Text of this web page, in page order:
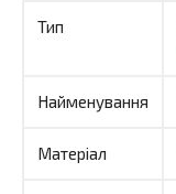
Тип
Найменування
Матеріал